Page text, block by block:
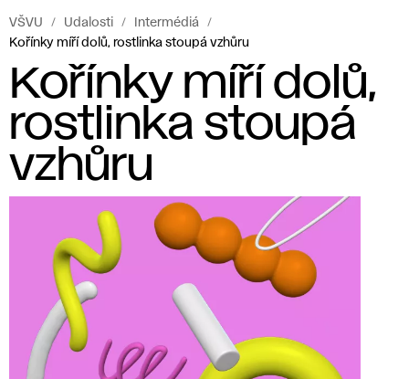
VŠVU Udalosti
Intermédiá
Kořínky míří dolů, rostlinka stoupá vzhůru
Kořínky míří dolů,
rostlinka stoupá
vzhůru